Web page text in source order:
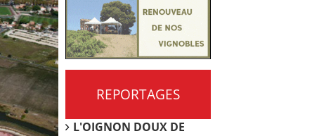
REPORTAGES
L'OIGNON DOUX DE